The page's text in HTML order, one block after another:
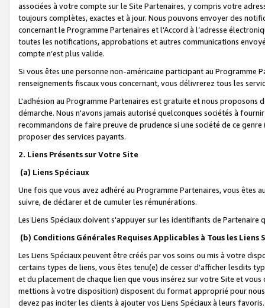
associées à votre compte sur le Site Partenaires, y compris votre
toujours complètes, exactes et à jour. Nous pouvons envoyer des
concernant le Programme Partenaires et l'Accord à l’adresse
toutes les notifications, approbations et autres communications
compte n’est plus valide.
Si vous êtes une personne non-américaine participant au
renseignements fiscaux vous concernant, vous délivrerez tous les
L'adhésion au Programme Partenaires est gratuite et nous proposons
démarche. Nous n'avons jamais autorisé quelconques sociétés à
recommandons de faire preuve de prudence si une société de ce
proposer des services payants.
2. Liens Présents sur Votre Site
(a) Liens Spéciaux
Une fois que vous avez adhéré au Programme Partenaires, vous êtes
suivre, de déclarer et de cumuler les rémunérations.
Les Liens Spéciaux doivent s'appuyer sur les identifiants de Partenaire
(b) Conditions Générales Requises Applicables à Tous les Liens
Les Liens Spéciaux peuvent être créés par vos soins ou mis à votre
certains types de liens, vous êtes tenu(e) de cesser d'afficher lesdits
et du placement de chaque lien que vous insérez sur votre Site et
mettions à votre disposition) disposent du format approprié pour
devez pas inciter les clients à ajouter vos Liens Spéciaux à leurs